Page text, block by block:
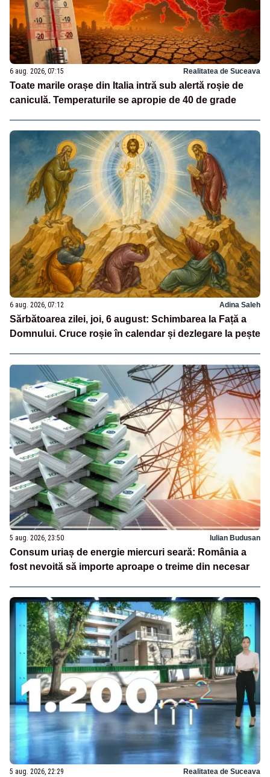
6 aug. 2026, 07:15 Realitatea de Suceava
Toate marile orașe din Italia intră sub alertă roșie de
caniculă. Temperaturile se apropie de 40 de grade
6 aug. 2026, 07:12 Adina Saleh
Sărbătoarea zilei, joi, 6 august: Schimbarea la Față a
Domnului. Cruce roșie în calendar și dezlegare la pește
5 aug. 2026, 23:50 Iulian Budusan
Consum uriaș de energie miercuri seară: România a
fost nevoită să importe aproape o treime din necesar
5 aug. 2026, 22:29 Realitatea de Suceava